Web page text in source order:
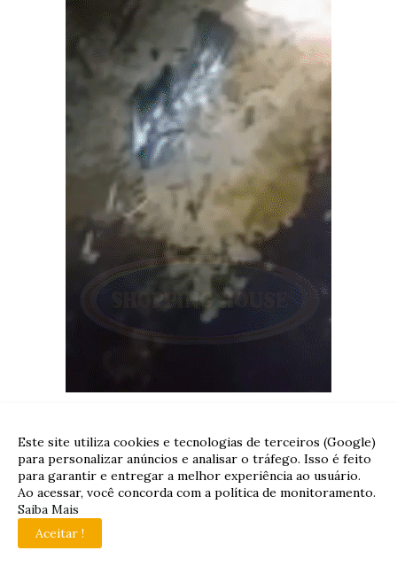
Este site utiliza cookies e tecnologias de terceiros (Google)
para personalizar anúncios e analisar o tráfego. Isso é feito
para garantir e entregar a melhor experiência ao usuário.
Ao acessar, você concorda com a política de monitoramento.
Saiba Mais
Aceitar !